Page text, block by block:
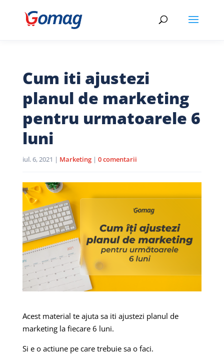
Cum iti ajustezi
planul de marketing
pentru urmatoarele 6
luni
iul. 6, 2021 | Marketing| 0 comentarii
Acest material te ajuta sa iti ajustezi planul de
marketing la fiecare 6 luni.
Si e o actiune pe care trebuie sa o faci.